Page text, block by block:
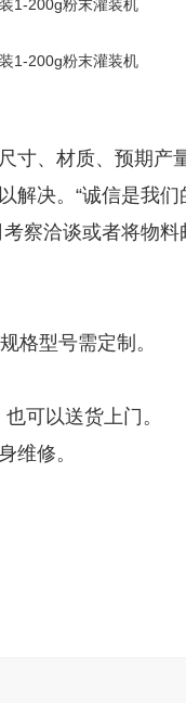
寸、材质、预期产
解决。“诚信是我
察洽谈或者将物料
格型号需定制。
可以送货上门。
维修。